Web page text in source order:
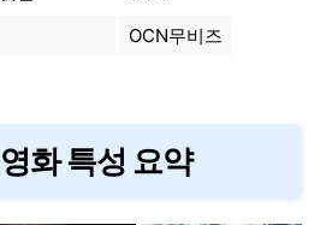
OCN무비즈
화 특성 요약